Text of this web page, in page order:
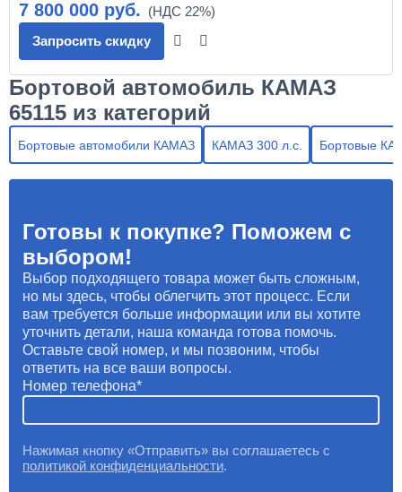
7 800 000 руб.
Запросить скидку
Бортовой автомобиль КАМАЗ
65115 из категорий
Бортовые автомобили КАМАЗ КАМАЗ 300 л.с. Бортовые
Готовы к покупке? Поможем с
выбором!
Выбор подходящего товара может быть сложным,
но мы здесь, чтобы облегчить этот процесс. Если
вам требуется больше информации или вы хотите
уточнить детали, наша команда готова помочь.
Оставьте свой номер, и мы позвоним, чтобы
ответить на все ваши вопросы.
Номер телефона
Нажимая кнопку «Отправить» вы соглашаетесь с
политикой конфиденциальности.